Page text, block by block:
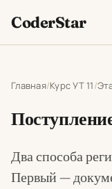
CoderStar
Главная Курс УТ 11
Два способа
Первый —